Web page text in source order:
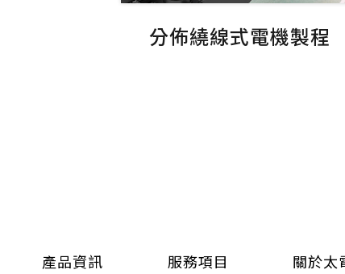
分佈繞線式電機製程
產品資訊 服務項目
關於太